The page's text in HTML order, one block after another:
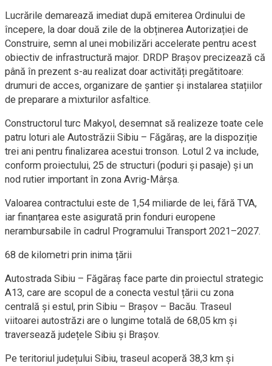
Lucrările demarează imediat după emiterea Ordinului de
începere, la doar două zile de la obținerea Autorizației de
Construire, semn al unei mobilizări accelerate pentru acest
obiectiv de infrastructură major. DRDP Brașov precizează că
până în prezent s-au realizat doar activități pregătitoare:
drumuri de acces, organizare de șantier și instalarea stațiilor
de preparare a mixturilor asfaltice.
Constructorul turc Makyol, desemnat să realizeze toate cele
patru loturi ale Autostrăzii Sibiu – Făgăraş, are la dispoziție
trei ani pentru finalizarea acestui tronson. Lotul 2 va include,
conform proiectului, 25 de structuri (poduri și pasaje) și un
nod rutier important în zona Avrig-Mârșa.
Valoarea contractului este de 1,54 miliarde de lei, fără TVA,
iar finanțarea este asigurată prin fonduri europene
nerambursabile în cadrul Programului Transport 2021–2027.
68 de kilometri prin inima țării
Autostrada Sibiu – Făgăraş face parte din proiectul strategic
A13, care are scopul de a conecta vestul țării cu zona
centrală și estul, prin Sibiu – Braşov – Bacău. Traseul
viitoarei autostrăzi are o lungime totală de 68,05 km și
traversează județele Sibiu și Brașov.
Pe teritoriul județului Sibiu, traseul acoperă 38,3 km și